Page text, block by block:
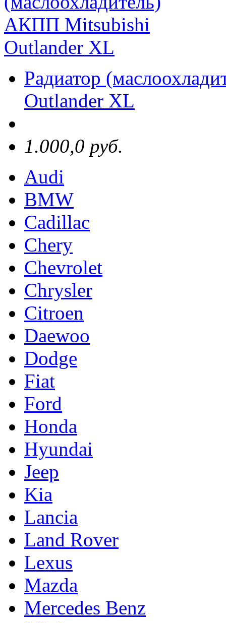
Радиатор
Outlander XL
1.000,0 руб.
Audi
BMW
Cadillac
Chery
Chevrolet
Chrysler
Citroen
Daewoo
Dodge
Fiat
Ford
Honda
Hyundai
Jeep
Kia
Lancia
Land Rover
Lexus
Mazda
Mercedes Benz